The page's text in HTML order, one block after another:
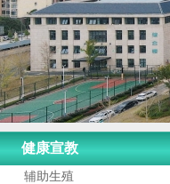
健康宣教
辅助生殖